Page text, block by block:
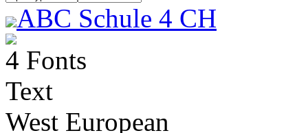
ABC Schule 4 CH
4 Fonts
Text
West European